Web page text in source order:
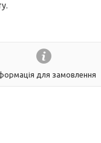
для замовлення